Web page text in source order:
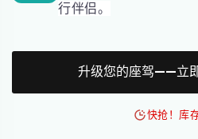
行伴侣。
升级您的座驾——立
快抢！库